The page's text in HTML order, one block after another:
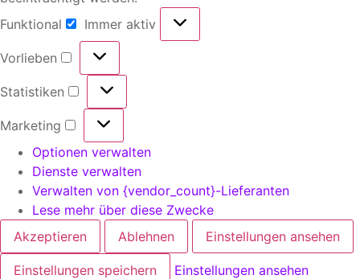
Funktional
Immer aktiv
Vorlieben
Statistiken
Marketing
Optionen verwalten
Dienste verwalten
Verwalten von {vendor_count}-Lieferanten
Lese mehr über diese Zwecke
Akzeptieren
Ablehnen Einstellungen ansehen
Einstellungen speichern
Einstellungen ansehen